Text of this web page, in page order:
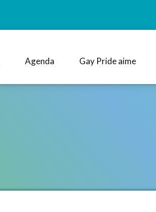
Agenda Gay Pride aime